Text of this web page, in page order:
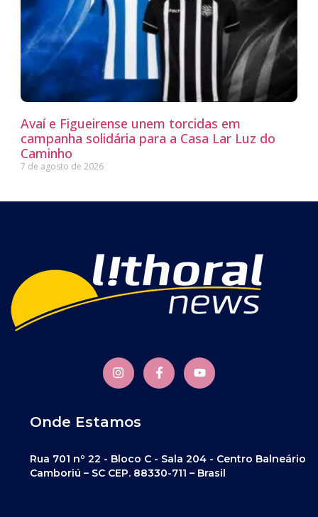
Avaí e Figueirense unem torcidas em
campanha solidária para a Casa Lar Luz do
Caminho
7 de agosto de 2026
Onde Estamos
Rua 701 nº 22 - Bloco C - Sala 204 - Centro Balneário
Camboriú – SC CEP. 88330-711 – Brasil